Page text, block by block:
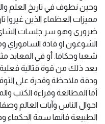
وحين نطوف في تاريخ العلم
مميزات العظماء الذين غيروا
ضروري وهو سر جلسات الشاي
الشوغون او قادة الساموراي
شعبا وحكاما. أو في المعابد
بعد ذلك من قوة قتالية
ودقة ملاحظة وقدرة على
أما المطالعة وقراءة الكتب
احوال الناس وآيات العالم
الطبيعة فانها سمة الحكماء